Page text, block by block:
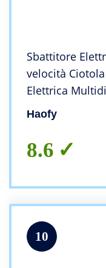
Sbattitore
velocità
Elettrica
Cucina Spina
Haofy
8.6
10